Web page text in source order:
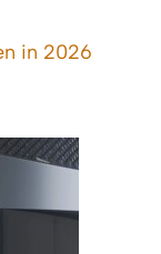
in 2026